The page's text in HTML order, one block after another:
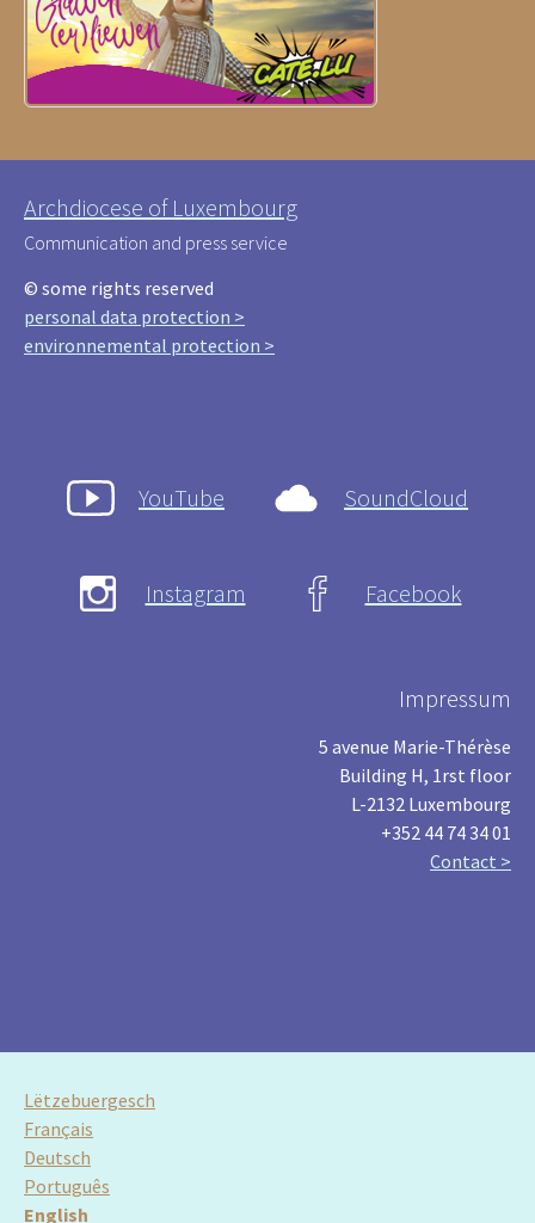
Archdiocese of Luxembourg
Communication and press service
© some rights reserved
personal data protection >
environnemental protection >
YouTube SoundCloud
Instagram Facebook
Impressum
5 avenue Marie-Thérèse
Building H, 1rst floor
L-2132 Luxembourg
+352 44 74 34 01
Contact >
Lëtzebuergesch
Français
Deutsch
Português
English